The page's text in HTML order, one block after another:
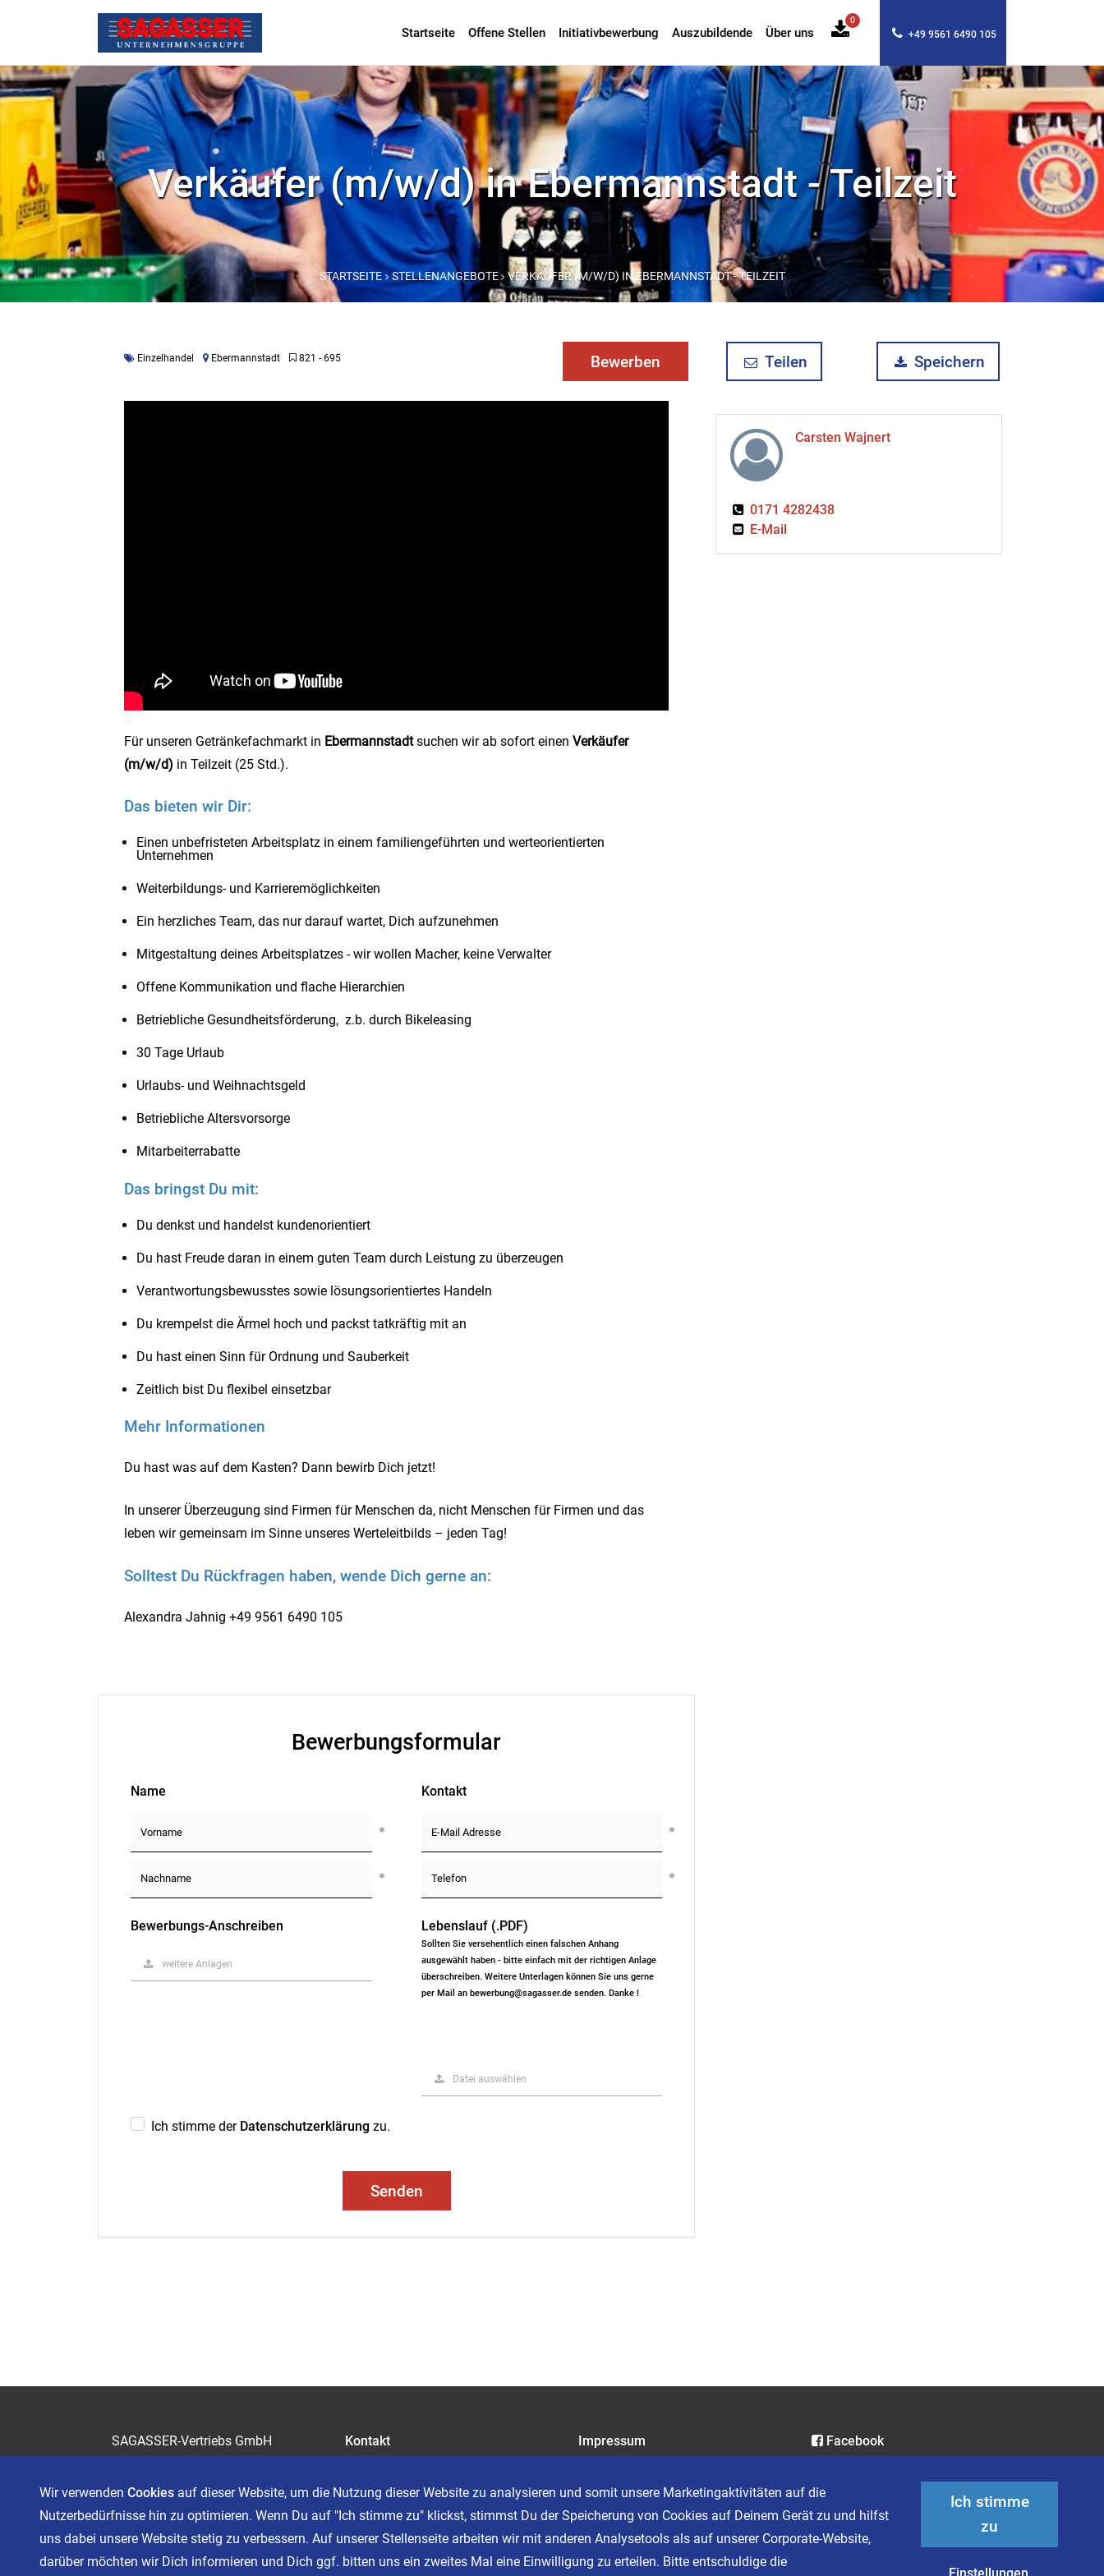
+49 9561 6490 105
Startseite Offene Stellen Initiativbewerbung Auszubildende Über uns
0
Verkäufer (m/w/d) in Ebermannstadt - Teilzeit
STARTSEITE STELLENANGEBOTE VERKÄUFER (M/W/D) IN EBERMANNSTADT - TEILZEIT
Einzelhandel Ebermannstadt 821 - 695 Bewerben Teilen Speichern
Für unseren Getränkefachmarkt in Ebermannstadtsuchen wir ab sofort einen Verkäufer
(m/w/d) in Teilzeit (25 Std.).
Das bieten wir Dir:
Einen unbefristeten Arbeitsplatz in einem familiengeführten und werteorientierten
Unternehmen
Weiterbildungs- und Karrieremöglichkeiten
Ein herzliches Team, das nur darauf wartet, Dich aufzunehmen
Mitgestaltung deines Arbeitsplatzes - wir wollen Macher, keine Verwalter
Offene Kommunikation und flache Hierarchien
Betriebliche Gesundheitsförderung, z.b. durch Bikeleasing
30 Tage Urlaub
Urlaubs- und Weihnachtsgeld
Betriebliche Altersvorsorge
Mitarbeiterrabatte
Das bringst Du mit:
Du denkst und handelst kundenorientiert
Du hast Freude daran in einem guten Team durch Leistung zu überzeugen
Verantwortungsbewusstes sowie lösungsorientiertes Handeln
Du krempelst die Ärmel hoch und packst tatkräftig mit an
Du hast einen Sinn für Ordnung und Sauberkeit
Zeitlich bist Du flexibel einsetzbar
Mehr Informationen
Du hast was auf dem Kasten? Dann bewirb Dich jetzt!
In unserer Überzeugung sind Firmen für Menschen da, nicht Menschen für Firmen und das
leben wir gemeinsam im Sinne unseres Werteleitbilds – jeden Tag!
Solltest Du Rückfragen haben, wende Dich gerne an:
Alexandra Jahnig +49 9561 6490 105
Bewerbungsformular
Name
Bewerbungs-Anschreiben
weitere Anlagen
Kontakt
Lebenslauf (.PDF)
Sollten Sie versehentlich einen falschen Anhang
ausgewählt haben - bitte einfach mit der richtigen Anlage
überschreiben. Weitere Unterlagen können Sie uns gerne
per Mail an bewerbung@sagasser.de senden. Danke !
Datei auswählen
Ich stimme der Datenschutzerklärung zu.
Senden
Carsten Wajnert
0171 4282438
E-Mail
SAGASSER-Vertriebs GmbH
96450 Coburg
Telefon 09561 6490-0
servus@sagasser.de
Kontakt
Impressum
AGB
Cookie Einstellungen
Facebook
XING
Wir verwenden Cookies auf dieser Website, um die Nutzung dieser Website zu analysieren und somit unsere Marketingaktivitäten auf die
Nutzerbedürfnisse hin zu optimieren. Wenn Du auf "Ich stimme zu" klickst, stimmst Du der Speicherung von Cookies auf Deinem Gerät zu und hilfst
uns dabei unsere Website stetig zu verbessern. Auf unserer Stellenseite arbeiten wir mit anderen Analysetools als auf unserer Corporate-Website,
darüber möchten wir Dich informieren und Dich ggf. bitten uns ein zweites Mal eine Einwilligung zu erteilen. Bitte entschuldige die
Ich stimme
zu